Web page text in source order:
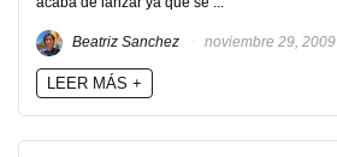
Beatriz Sanchez noviembre 29, 2009
LEER MÁS +